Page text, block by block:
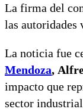
La firma del
las autoridades
La noticia fue
Mendoza,
impacto que
sector